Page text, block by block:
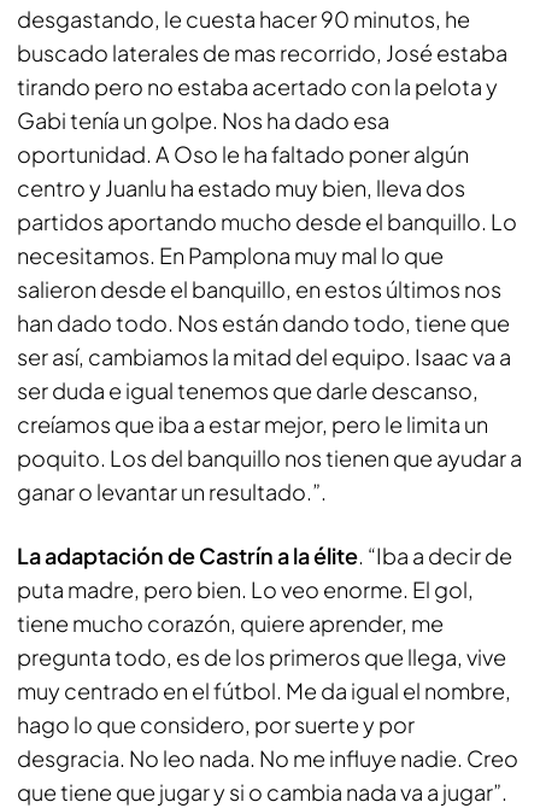
desgastando, le cuesta hacer 90 minutos, he
buscado laterales de mas recorrido, José estaba
tirando pero no estaba acertado con la pelota y
Gabi tenía un golpe. Nos ha dado esa
oportunidad. A Oso le ha faltado poner algún
centro y Juanlu ha estado muy bien, lleva dos
partidos aportando mucho desde el banquillo. Lo
necesitamos. En Pamplona muy mal lo que
salieron desde el banquillo, en estos últimos nos
han dado todo. Nos están dando todo, tiene que
ser así, cambiamos la mitad del equipo. Isaac va a
ser duda e igual tenemos que darle descanso,
creíamos que iba a estar mejor, pero le limita un
poquito. Los del banquillo nos tienen que ayudar a
ganar o levantar un resultado.”.
La adaptación de Castrín a la élite. “Iba a decir de
puta madre, pero bien. Lo veo enorme. El gol,
tiene mucho corazón, quiere aprender, me
pregunta todo, es de los primeros que llega, vive
muy centrado en el fútbol. Me da igual el nombre,
hago lo que considero, por suerte y por
desgracia. No leo nada. No me influye nadie. Creo
que tiene que jugar y si o cambia nada va a jugar”.